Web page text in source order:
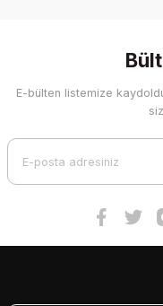
Görüş ve önerileriniz
Ürün resmi kalitesiz,
E-bülten listemize